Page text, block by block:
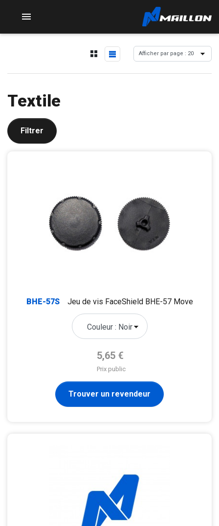

Textile
Filtrer
BHE-57S Jeu de vis FaceShield BHE-57 Move
Prix de base
5,65 €
Prix public
Trouver un revendeur